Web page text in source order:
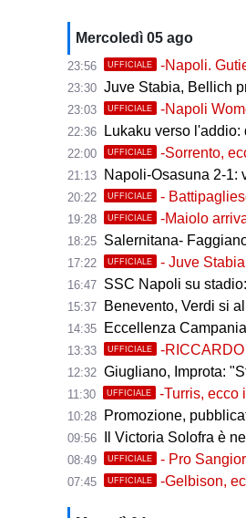
Mercoledì 05 ago
23:56 UFFICIALE -Napoli.
23:30 Juve Stabia, Bellich
23:03 UFFICIALE -Napoli
22:36 Lukaku verso
22:00 UFFICIALE -Sorrento,
21:13 Napoli-Osasuna 2-1:
20:22 UFFICIALE -
19:28 UFFICIALE -Maiolo
18:25 Salernitana-
17:22 UFFICIALE - Juve Stabia,
16:47 SSC Napoli su stadio:
15:37 Benevento, Verdi si
14:35 Eccellenza Campania, i
13:33 UFFICIALE -RICCARDO
12:32 Giugliano, Improta:
11:30 UFFICIALE -Turris, ecco
10:28 Promozione,
09:56 Il Victoria Solofra è
08:49 UFFICIALE - Pro
07:45 UFFICIALE -Gelbison,